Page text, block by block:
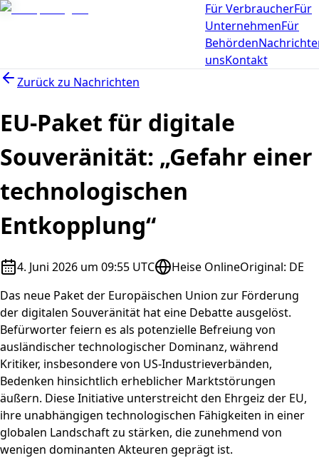
Für VerbraucherFür
UnternehmenFür
Behörden
unsKontakt
Zurück zu Nachrichten
EU-Paket für digitale
Souveränität: „Gefahr einer
technologischen
Entkopplung“
4. Juni 2026 um 09:55 UTC Heise OnlineOriginal: DE
Das neue Paket der Europäischen Union zur Förderung
der digitalen Souveränität hat eine Debatte ausgelöst.
Befürworter feiern es als potenzielle Befreiung von
ausländischer technologischer Dominanz, während
Kritiker, insbesondere von US-Industrieverbänden,
Bedenken hinsichtlich erheblicher Marktstörungen
äußern. Diese Initiative unterstreicht den Ehrgeiz der EU,
ihre unabhängigen technologischen Fähigkeiten in einer
globalen Landschaft zu stärken, die zunehmend von
wenigen dominanten Akteuren geprägt ist.